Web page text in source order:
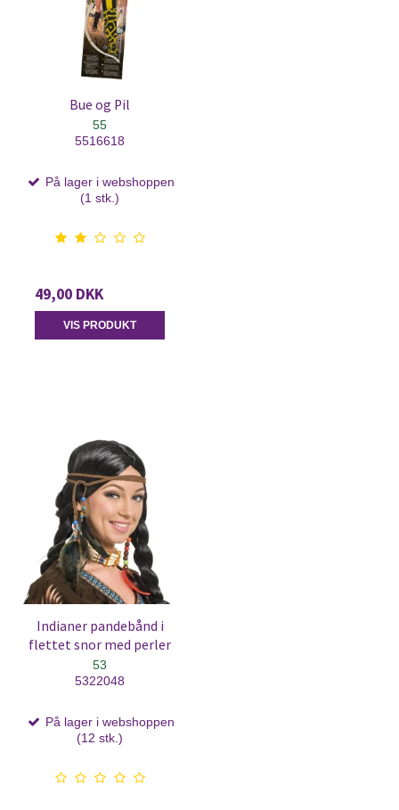
Bue og Pil
55
5516618
På lager i webshoppen
(1 stk.)
49,00 DKK
VIS PRODUKT
Indianer pandebånd i
flettet snor med perler
53
5322048
På lager i webshoppen
(12 stk.)